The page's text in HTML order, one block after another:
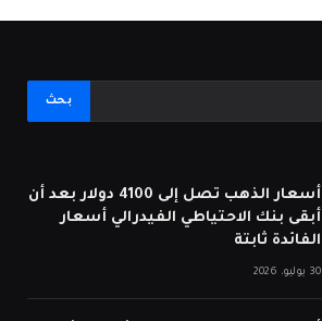
أسعار الذهب تصل إلى 4100 دولار بعد أن
أبقى بنك الاحتياطي الفيدرالي أسعار
الفائدة ثابتة
30 يوليو، 2026